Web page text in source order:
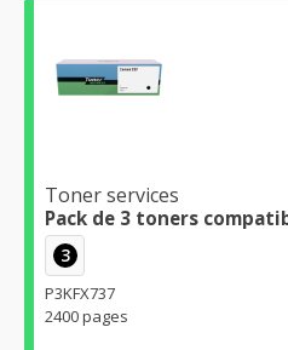
Toner services
Pack de 3 toners
3
P3KFX737
2400 pages